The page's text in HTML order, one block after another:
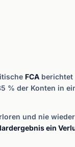
FCA berichtet
% der Konten in
und nie
ein